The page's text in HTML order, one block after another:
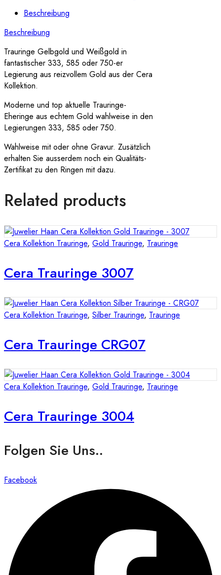
Beschreibung
Beschreibung
Trauringe Gelbgold und Weißgold in
fantastischer 333, 585 oder 750-er
Legierung aus reizvollem Gold aus der Cera
Kollektion.
Moderne und top aktuelle Trauringe-
Eheringe aus echtem Gold wahlweise in den
Legierungen 333, 585 oder 750.
Wahlweise mit oder ohne Gravur. Zusätzlich
erhalten Sie ausserdem noch ein Qualitäts-
Zertifikat zu den Ringen mit dazu.
Related products
Cera Kollektion Trauringe, Gold Trauringe, Trauringe
Cera Trauringe 3007
Cera Kollektion Trauringe, Silber Trauringe, Trauringe
Cera Trauringe CRG07
Cera Kollektion Trauringe, Gold Trauringe, Trauringe
Cera Trauringe 3004
Folgen Sie Uns..
Facebook